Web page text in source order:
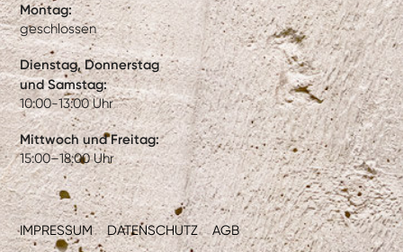
IMPRESSUM DATENSCHUTZ AGB
Montag:
geschlossen
Dienstag, Donnerstag
und Samstag:
10:00-13:00 Uhr
Mittwoch und Freitag:
15:00–18:00 Uhr